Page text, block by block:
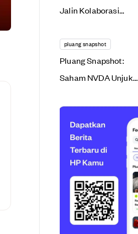
Jalin Kolaborasi
Optimistis Tatap 2023
pluang snapshot
Pluang Snapshot:
Saham NVDA Unjuk
di bawah Ekspektasi